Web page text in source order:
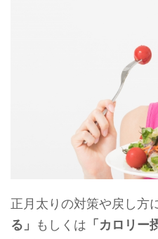
正月太りの対策や戻し方
る」
もしくは 「カロリー